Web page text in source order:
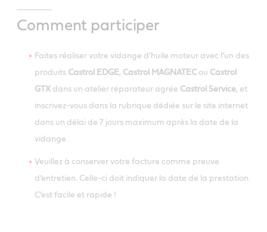
Comment participer
Faites réaliser votre vidange d’huile moteur avec l’un des
produits Castrol EDGE, Castrol MAGNATEC ou Castrol
GTX dans un atelier réparateur agrée Castrol Service, et
inscrivez-vous dans la rubrique dédiée sur le site internet
dans un délai de 7 jours maximum après la date de la
vidange.
Veuillez à conserver votre facture comme preuve
d’entretien. Celle-ci doit indiquer la date de la prestation.
C’est facile et rapide !